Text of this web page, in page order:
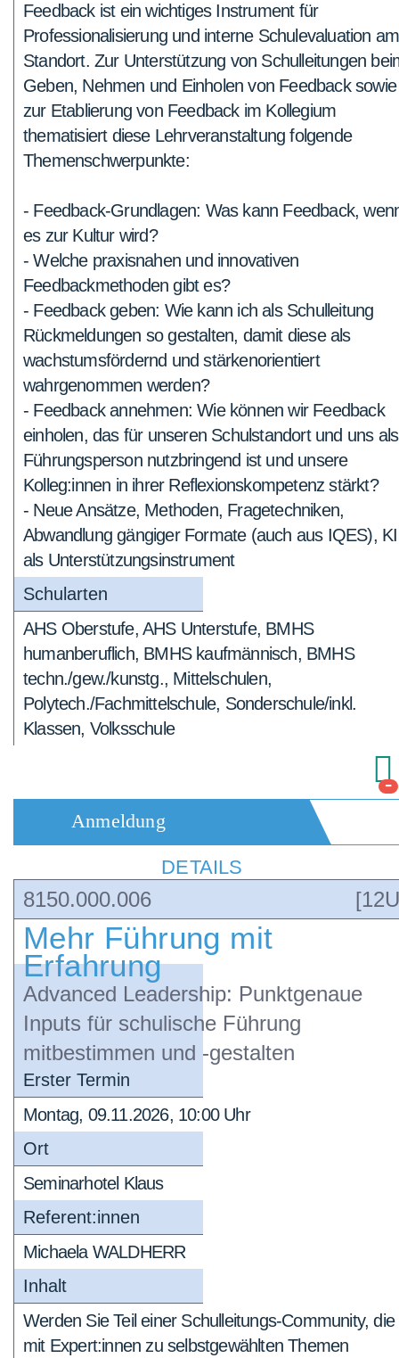
Feedback ist ein wichtiges Instrument für
Professionalisierung und interne Schulevaluation am
Standort. Zur Unterstützung von Schulleitungen
Geben, Nehmen und Einholen von Feedback sowie
zur Etablierung von Feedback im Kollegium
thematisiert diese Lehrveranstaltung folgende
Themenschwerpunkte:
- Feedback-Grundlagen: Was kann Feedback,
es zur Kultur wird?
- Welche praxisnahen und innovativen
Feedbackmethoden gibt es?
- Feedback geben: Wie kann ich als Schulleitung
Rückmeldungen so gestalten, damit diese als
wachstumsfördernd und stärkenorientiert
wahrgenommen werden?
- Feedback annehmen: Wie können wir Feedback
einholen, das für unseren Schulstandort und uns als
Führungsperson nutzbringend ist und unsere
Kolleg:innen in ihrer Reflexionskompetenz stärkt?
- Neue Ansätze, Methoden, Fragetechniken,
Abwandlung gängiger Formate (auch aus IQES), KI
als Unterstützungsinstrument
Schularten
AHS Oberstufe, AHS Unterstufe, BMHS
humanberuflich, BMHS kaufmännisch, BMHS
techn./gew./kunstg., Mittelschulen,
Polytech./Fachmittelschule, Sonderschule/inkl.
Klassen, Volksschule
-
Anmeldung
DETAILS
8150.000.006
Mehr Führung mit
Erfahrung
Advanced Leadership: Punktgenaue
Inputs für schulische Führung
mitbestimmen und -gestalten
Erster Termin
Montag, 09.11.2026, 10:00 Uhr
Ort
Seminarhotel Klaus
Referent:innen
Michaela WALDHERR
Inhalt
Werden Sie Teil einer Schulleitungs-Community, die
mit Expert:innen zu selbstgewählten Themen